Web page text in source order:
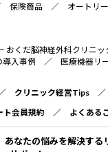
保険商品 ／ オートリ
おくだ脳神経外科クリニッ
導入事例 ／ 医療機器リ
クリニック経営Tips
ト会員規約 ／ よくある
なたの悩みを解決する